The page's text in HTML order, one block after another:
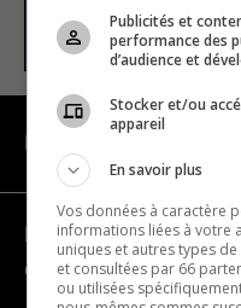
Become a partner
Contact us
Publicités et
performance des
d’audience et
Stocker et/ou
appareil
En savoir plus
Vos données à caractère
informations liées à votre
uniques et autres types
et consultées par 66
ou utilisées